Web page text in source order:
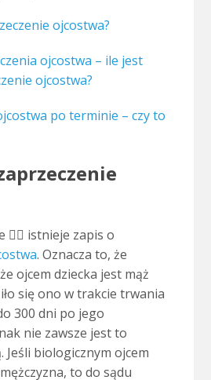
ojcostwa?
ojcostwa – ile jest
ojcostwa?
po terminie – czy to
🧑‍⚖ istnieje zapis o
. Oznacza to, że
ojcem dziecka jest mąż
się ono w trakcie trwania
300 dni po jego
nie zawsze jest to
Jeśli biologicznym ojcem
to do sądu